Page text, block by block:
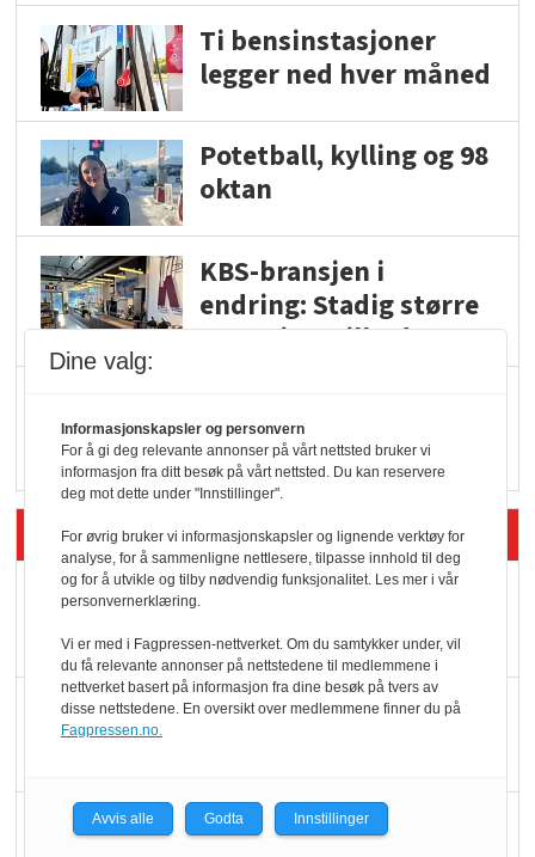
Ti bensinstasjoner
legger ned hver måned
Potetball, kylling og 98
oktan
KBS-bransjen i
endring: Stadig større
serveringstilbud
i dagligvare
Siste artikler - Butikk i praksis
Rema-flaggskip
dundrer videre
Slik opprettholdes
Færre varer, men fulle
Dine valg:
Informasjonskapsler og personvern
For å gi deg relevante annonser på vårt nettsted bruker vi
informasjon fra ditt besøk på vårt nettsted. Du kan reservere
deg mot dette under "Innstillinger".
For øvrig bruker vi informasjonskapsler og lignende verktøy for
analyse, for å sammenligne nettlesere, tilpasse innhold til deg
og for å utvikle og tilby nødvendig funksjonalitet. Les mer i vår
personvernerklæring.
Vi er med i Fagpressen-nettverket. Om du samtykker under, vil
du få relevante annonser på nettstedene til medlemmene i
nettverket basert på informasjon fra dine besøk på tvers av
disse nettstedene. En oversikt over medlemmene finner du på
Fagpressen.no.
Avvis alle Godta Innstillinger